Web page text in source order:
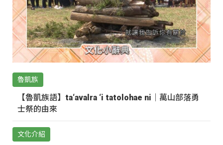
魯凱族
【魯凱族語】ta‘avalra ‘i tatolohae ni｜萬山部落勇
士祭的由來
文化介紹